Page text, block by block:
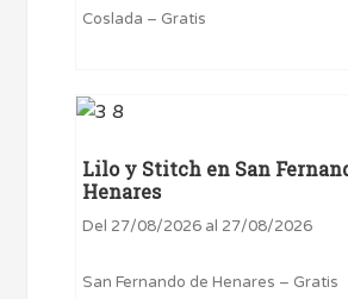
Coslada – Gratis
Lilo y Stitch en San
Henares
Del 27/08/2026 al 27/08/2026
San Fernando de Henares – Gratis